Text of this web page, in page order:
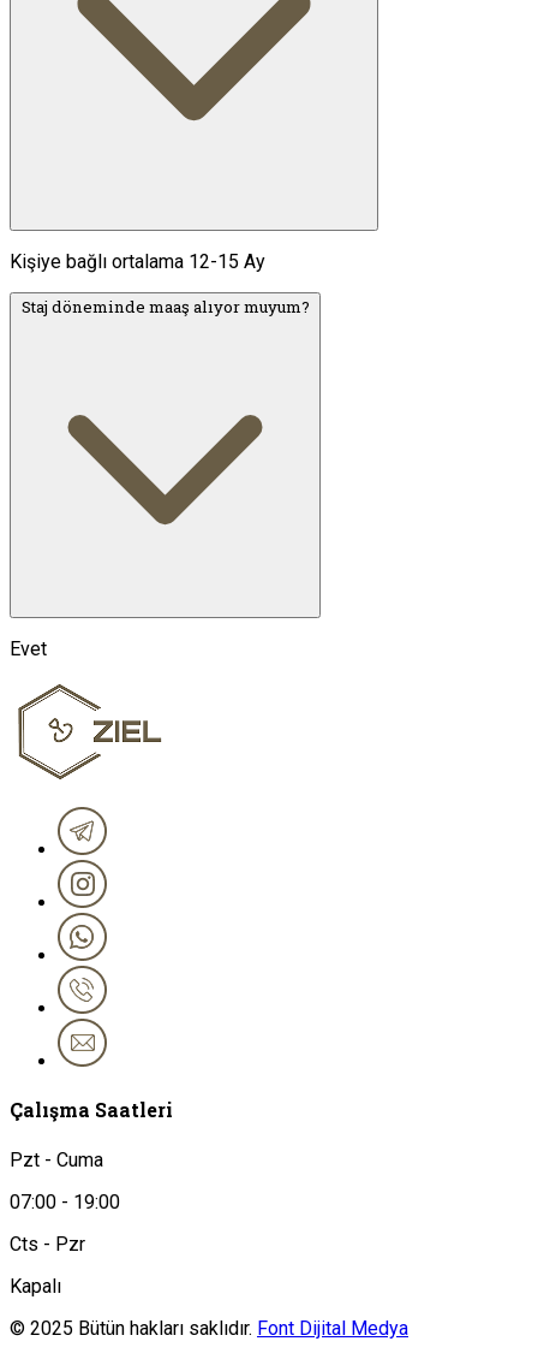
Kişiye bağlı ortalama 12-15 Ay
Staj döneminde maaş alıyor muyum?
Evet
Çalışma Saatleri
Pzt - Cuma
07:00 - 19:00
Cts - Pzr
Kapalı
© 2025 Bütün hakları saklıdır. Font Dijital Medya